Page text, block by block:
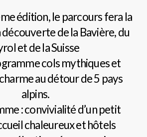
édition, le parcours fera la
découverte de la Bavière, du
et de la Suisse
cols mythiques et
au détour de 5 pays
alpins.
: convivialité d’un petit
chaleureux et hôtels